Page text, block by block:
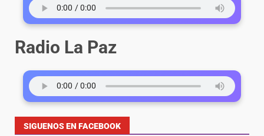
Radio La Paz
SIGUENOS EN FACEBOOK